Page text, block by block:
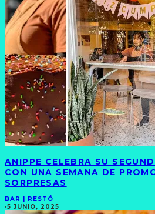
ANIPPE CELEBRA SU
CON UNA SEMANA DE
SORPRESAS
BAR | RESTÓ
·5 JUNIO, 2025